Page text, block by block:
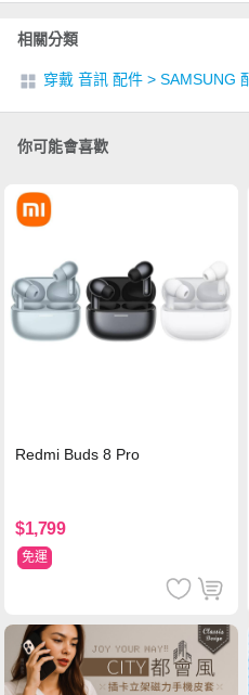
相關分類
穿戴 音訊 配件 > SAMSUNG
你可能會喜歡
Redmi Buds 8 Pro
$1,799
免運